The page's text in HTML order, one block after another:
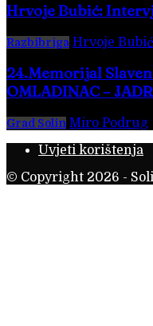
Hrvoje Bubić:
Razbibriga Hrvoje Bubić
24.Memorijal
OMLADINAC –
Grad Solin Miro Podrug
Uvjeti korištenja
© Copyright 2026 -